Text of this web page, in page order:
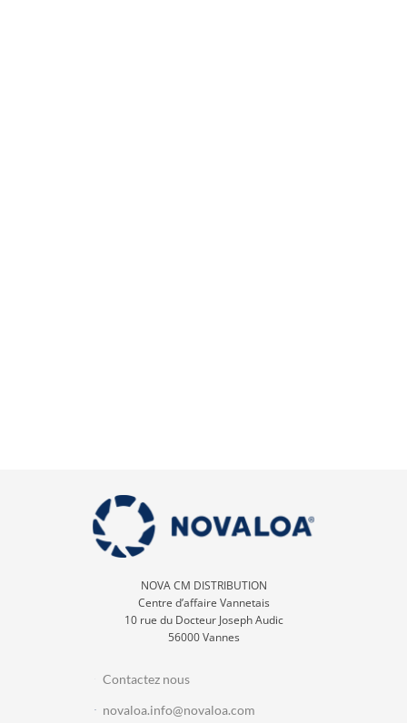
NOVA CM DISTRIBUTION
Centre d’affaire Vannetais
10 rue du Docteur Joseph Audic
56000 Vannes
Contactez nous
novaloa.info@novaloa.com